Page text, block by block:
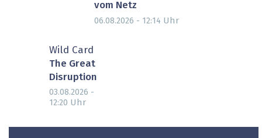
vom Netz
06.08.2026 - 12:14 Uhr
Wild Card
The Great
Disruption
03.08.2026 -
12:20 Uhr